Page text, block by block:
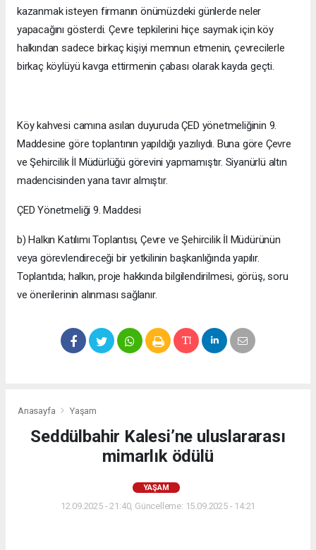
kazanmak isteyen firmanın önümüzdeki günlerde neler
yapacağını gösterdi. Çevre tepkilerini hiçe saymak için köy
halkından sadece birkaç kişiyi memnun etmenin, çevrecilerle
birkaç köylüyü kavga ettirmenin çabası olarak kayda geçti.
Köy kahvesi camına asılan duyuruda ÇED yönetmeliğinin 9.
Maddesine göre toplantının yapıldığı yazılıydı. Buna göre Çevre
ve Şehircilik İl Müdürlüğü görevini yapmamıştır. Siyanürlü altın
madencisinden yana tavır almıştır.
ÇED Yönetmeliği 9. Maddesi
b) Halkın Katılımı Toplantısı, Çevre ve Şehircilik İl Müdürünün
veya görevlendireceği bir yetkilinin başkanlığında yapılır.
Toplantıda; halkın, proje hakkında bilgilendirilmesi, görüş, soru
ve önerilerinin alınması sağlanır.
Anasayfa Yaşam
Seddülbahir Kalesi’ne uluslararası
mimarlık ödülü
YAŞAM
12.09.2025 - 21:40, Güncelleme: 15.09.2025 - 14:21